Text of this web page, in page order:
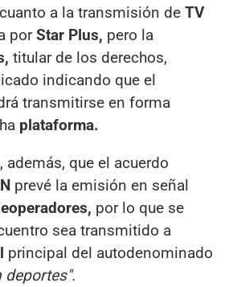
a la transmisión de TV
porStar Plus, pero la
titular de los derechos,
indicando que el
transmitirse en forma
plataforma.
además, que el acuerdo
prevé la emisión en señal
por lo que se
sea transmitido a
principal del autodenominado
deportes".